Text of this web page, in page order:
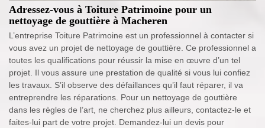
Adressez-vous à Toiture Patrimoine pour un
nettoyage de gouttière à Macheren
L’entreprise Toiture Patrimoine est un professionnel à contacter si
vous avez un projet de nettoyage de gouttière. Ce professionnel a
toutes les qualifications pour réussir la mise en œuvre d’un tel
projet. Il vous assure une prestation de qualité si vous lui confiez
les travaux. S’il observe des défaillances qu’il faut réparer, il va
entreprendre les réparations. Pour un nettoyage de gouttière
dans les règles de l’art, ne cherchez plus ailleurs, contactez-le et
faites-lui part de votre projet. Demandez-lui un devis pour